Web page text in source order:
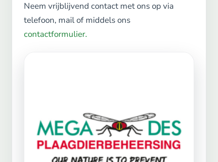
Neem vrijblijvend contact met ons op via
telefoon, mail of middels ons
contactformulier.